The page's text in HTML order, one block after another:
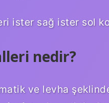
ister sağ ister sol
nedir?
ve levha